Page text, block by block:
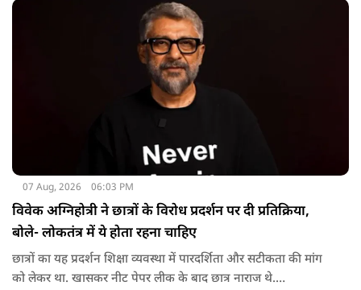
जवाब दिया.
07 Aug, 2026 06:03 PM
विवेक अग्निहोत्री ने छात्रों के विरोध प्रदर्शन पर दी प्रतिक्रिया,
बोले- लोकतंत्र में ये होता रहना चाहिए
छात्रों का यह प्रदर्शन शिक्षा व्यवस्था में पारदर्शिता और सटीकता की मांग
को लेकर था. खासकर नीट पेपर लीक के बाद छात्र नाराज थे.